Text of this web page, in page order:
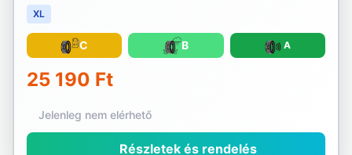
XL
C B A
25 190 Ft
Jelenleg nem elérhető
Részletek és rendelés